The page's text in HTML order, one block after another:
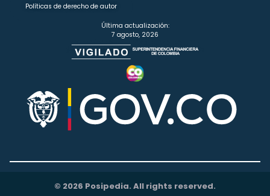
Políticas de derecho de autor
Última actualización:
7 agosto, 2026
© 2026 Posipedia. All rights reserved.